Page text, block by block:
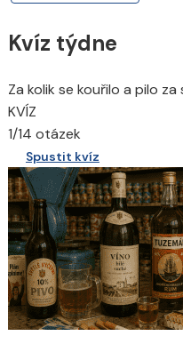
Kvíz týdne
Za kolik se kouřilo a pilo za
KVÍZ
1/14 otázek
Spustit kvíz